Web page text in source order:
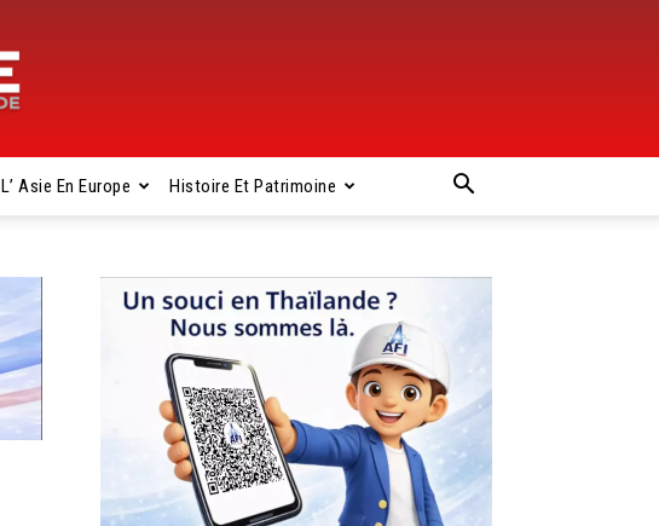
L’ Asie En Europe Histoire Et Patrimoine